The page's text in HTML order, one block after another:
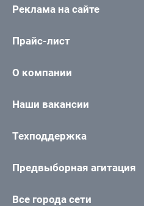
Реклама на сайте
Прайс-лист
О компании
Наши вакансии
Техподдержка
Предвыборная агитация
Все города сети